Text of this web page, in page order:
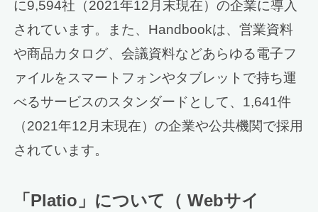
に9,594社（2021年12月末現在）の企業に導入
されています。また、Handbookは、営業資料
や商品カタログ、会議資料などあらゆる電子フ
ァイルをスマートフォンやタブレットで持ち運
べるサービスのスタンダードとして、1,641件
（2021年12月末現在）の企業や公共機関で採用
されています。
「Platio」について（ Webサイ